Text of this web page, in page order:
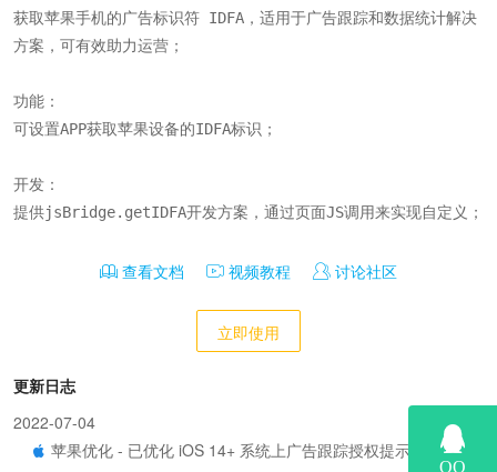
获取苹果手机的广告标识符 IDFA，适用于广告跟踪和数据统计解决
方案，可有效助力运营；
功能：
可设置APP获取苹果设备的IDFA标识；
开发：
提供jsBridge.getIDFA开发方案，通过页面JS调用来实现自定义；
查看文档 视频教程 讨论社区
立即使用
更新日志
2022-07-04
苹果优化 - 已优化 iOS 14+ 系统上广告跟踪授权提示时机。